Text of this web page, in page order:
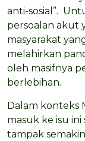
anti-sosial”.
persoalan akut
masyarakat
melahirkan
oleh masifnya
berlebihan.
Dalam konteks
masuk ke isu
tampak